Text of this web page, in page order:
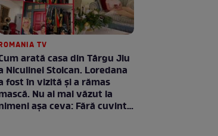
TV
arată casa din Târgu Jiu
Niculinei Stoican. Loredana
fost în vizită și a rămas
Nu ai mai văzut la
așa ceva: Fără cuvinte